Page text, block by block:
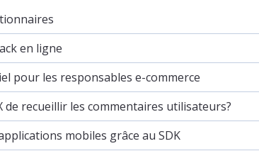
en ligne
pour les responsables e-commerce
recueillir les commentaires utilisateurs?
mobiles grâce au SDK